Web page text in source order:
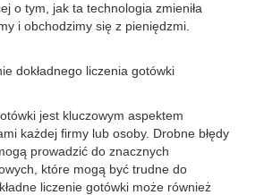
o tym, jak ta technologia zmieniła
i obchodzimy się z pieniędzmi.
dokładnego liczenia gotówki
jest kluczowym aspektem
każdej firmy lub osoby. Drobne błędy
prowadzić do znacznych
które mogą być trudne do
liczenie gotówki może również